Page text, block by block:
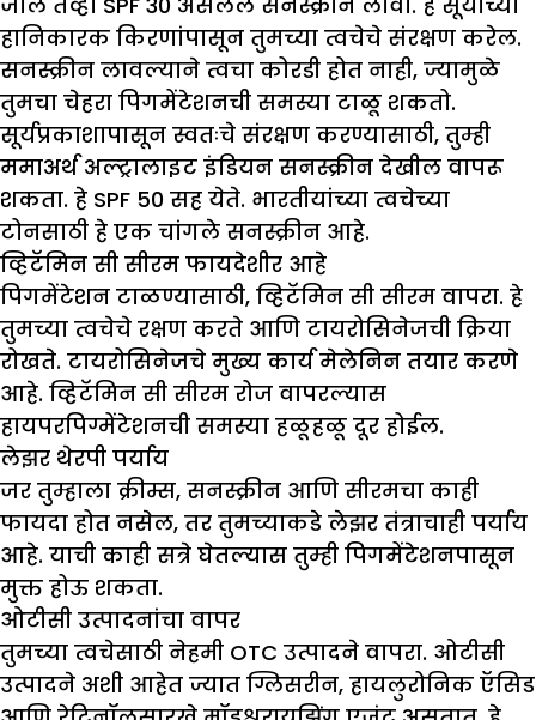
हानिकारक किरणांपासून तुमच्या त्वचेचे संरक्षण करेल.
सनस्क्रीन लावल्याने त्वचा कोरडी होत नाही, ज्यामुळे
तुमचा चेहरा पिगमेंटेशनची समस्या टाळू शकतो.
सूर्यप्रकाशापासून स्वतःचे संरक्षण करण्यासाठी, तुम्ही
ममाअर्थ अल्ट्रालाइट इंडियन सनस्क्रीन देखील वापरू
शकता. हे SPF 50 सह येते. भारतीयांच्या त्वचेच्या
टोनसाठी हे एक चांगले सनस्क्रीन आहे.
व्हिटॅमिन सी सीरम फायदेशीर आहे
पिगमेंटेशन टाळण्यासाठी, व्हिटॅमिन सी सीरम वापरा. हे
तुमच्या त्वचेचे रक्षण करते आणि टायरोसिनेजची क्रिया
रोखते. टायरोसिनेजचे मुख्य कार्य मेलेनिन तयार करणे
आहे. व्हिटॅमिन सी सीरम रोज वापरल्यास
हायपरपिग्मेंटेशनची समस्या हळूहळू दूर होईल.
लेझर थेरपी पर्याय
जर तुम्हाला क्रीम्स, सनस्क्रीन आणि सीरमचा काही
फायदा होत नसेल, तर तुमच्याकडे लेझर तंत्राचाही पर्याय
आहे. याची काही सत्रे घेतल्यास तुम्ही पिगमेंटेशनपासून
मुक्त होऊ शकता.
ओटीसी उत्पादनांचा वापर
तुमच्या त्वचेसाठी नेहमी OTC उत्पादने वापरा. ओटीसी
उत्पादने अशी आहेत ज्यात ग्लिसरीन, हायलुरोनिक ऍसिड